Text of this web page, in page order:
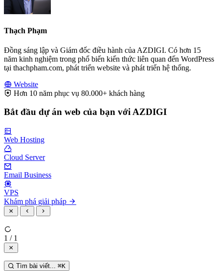
Thạch Phạm
Đồng sáng lập và Giám đốc điều hành của AZDIGI. Có hơn 15
năm kinh nghiệm trong phổ biến kiến thức liên quan đến WordPress
tại thachpham.com, phát triển website và phát triển hệ thống.
Website
Hơn 10 năm phục vụ 80.000+ khách hàng
Bắt đầu dự án web của bạn với AZDIGI
Web Hosting
Cloud Server
Email Business
VPS
Khám phá giải pháp
1 / 1
Tìm bài viết... ⌘K